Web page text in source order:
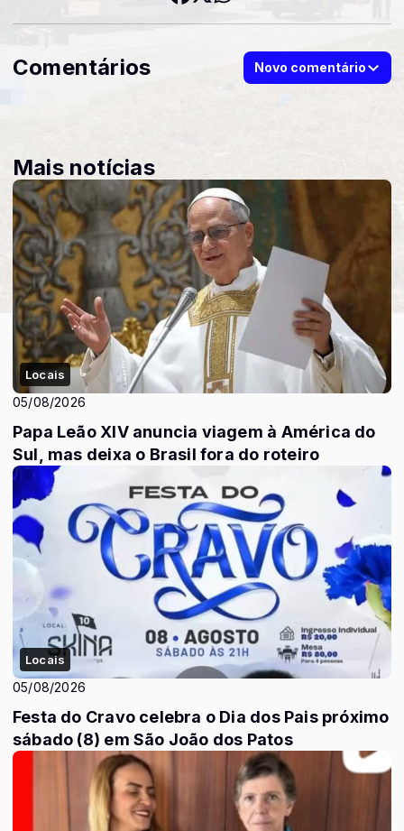
Comentários Novo comentário
Mais notícias
Locais
05/08/2026
Papa Leão XIV anuncia viagem à América do
Sul, mas deixa o Brasil fora do roteiro
Locais
05/08/2026
Festa do Cravo celebra o Dia dos Pais próximo
sábado (8) em São João dos Patos